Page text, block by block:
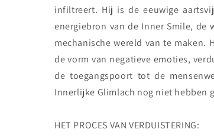
infiltreert. Hij is de eeuwige
energiebron van de Inner Smile, de
mechanische wereld van te
de vorm van negatieve emoties,
de toegangspoort tot de
Innerlijke Glimlach nog niet hebben
HET PROCES VAN VERDUISTERING: